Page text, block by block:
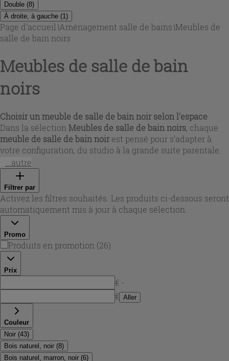
Double (8)
À droite, à gauche (1)
Page d'accueil \Aménagement salle de bains\Meubles de
salle de bain noirs
Meubles de salle de bain
noirs
Choisir un meuble de salle de bain noir selon l’espace
Dans la sélection Meubles de salle de bain noirs, chaque
meuble de salle de bain noirest pensé pour s’adapter à
votre configuration, du studio à la grande suite parentale.
Pour les petites pièces, un
en 50 à 70 cm optimise la circulation tout en offrant un
vrai volume de rangement. Si vous cherchez plus de plan
et de confort au quotidien, des largeurs 90, 120, 140, 160 et
jusqu’à 180 cm permettent de créer un ensemble salle de
bain noir
cohérent, avec tiroirs spacieux et implantation de
...autre
Filtrer par
Activez les filtres souhaités. Les produits ci-dessous seront
automatiquement mis à jour à chaque sélection.
Promo
Produits en promotion (26)
Prix
€ -
€ Aller
Couleur
Noir (43)
Bois naturel, noir (8)
Bois naturel, marron, noir (6)